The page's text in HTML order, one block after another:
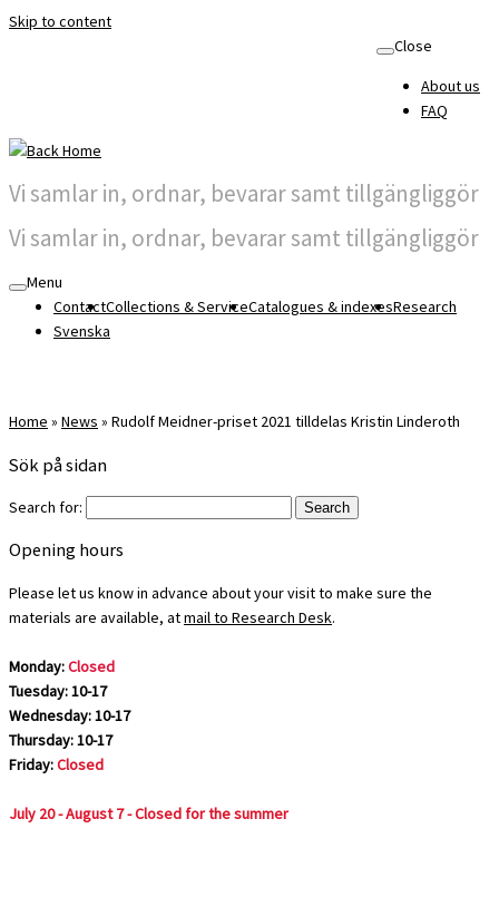
Skip to content
Close
About us
FAQ
Vi samlar in, ordnar, bevarar samt tillgängliggör
Vi samlar in, ordnar, bevarar samt tillgängliggör
Menu
ContactCollections & ServiceCatalogues & indexesResearch
Svenska
Home » News » Rudolf Meidner-priset 2021 tilldelas Kristin Linderoth
Sök på sidan
Search for:
Opening hours
Please let us know in advance about your visit to make sure the
materials are available, atmail to Research Desk.
Monday:Closed
Tuesday: 10-17
Wednesday: 10-17
Thursday: 10-17
Friday:Closed
July 20 - August 7 - Closed for the summer